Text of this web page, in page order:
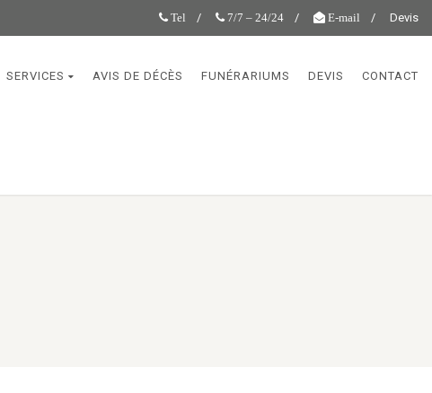
Tel 7/7 – 24/24 E-mail Devis
SERVICES AVIS DE DÉCÈS FUNÉRARIUMS DEVIS CONTACT